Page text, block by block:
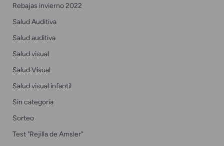
Rebajas invierno 2022
Salud Auditiva
Salud auditiva
Salud visual
Salud Visual
Salud visual infantil
Sin categoría
Sorteo
Test "Rejilla de Amsler"